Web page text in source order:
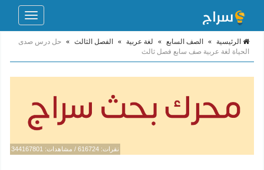
Toggle
الرئيسية » الصف السابع » لغة عربية » الفصل الثالث » حل درس صدى
الحياة لغة عربية صف سابع فصل ثالث
نقرات: 616724 / مشاهدات: 344167801